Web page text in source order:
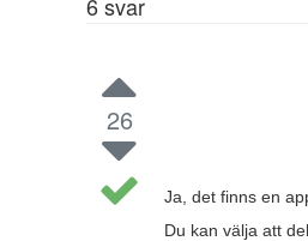
26
Ja, det finns en
Du kan välja att